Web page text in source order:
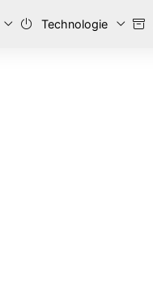
Technologie